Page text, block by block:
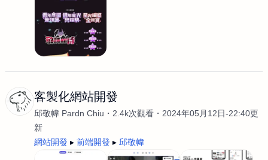
客製化網站開發
邱敬幃 Pardn Chiu 2.4k次觀看
2024年05月12日-22:40更
新
網站開發
前端開發 邱敬幃